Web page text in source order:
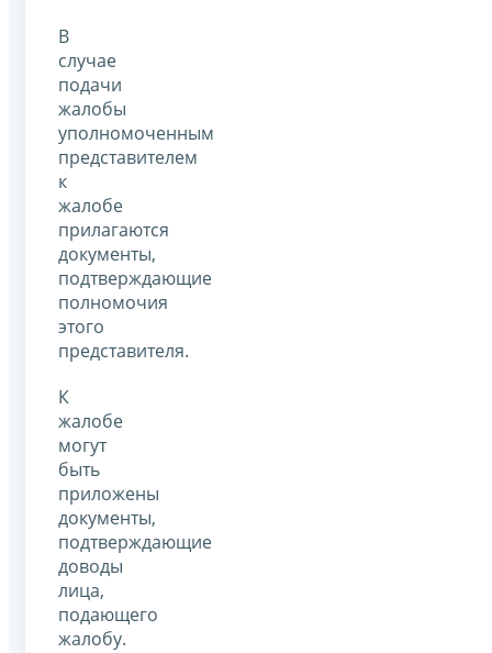
В
случае
подачи
жалобы
уполномоченным
представителем
к
жалобе
прилагаются
документы,
подтверждающие
полномочия
этого
представителя.
К
жалобе
могут
быть
приложены
документы,
подтверждающие
доводы
лица,
подающего
жалобу.